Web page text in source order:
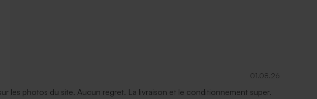
01.08.26
les photos du site. Aucun regret. La livraison et le conditionnement super.